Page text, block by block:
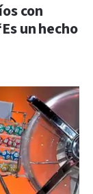
con
un hecho